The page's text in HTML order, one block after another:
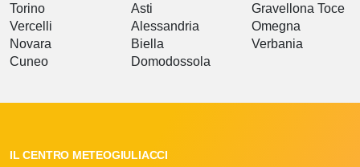
Torino
Vercelli
Novara
Cuneo
Asti
Alessandria
Biella
Domodossola
Gravellona Toce
Omegna
Verbania
IL CENTRO METEOGIULIACCI